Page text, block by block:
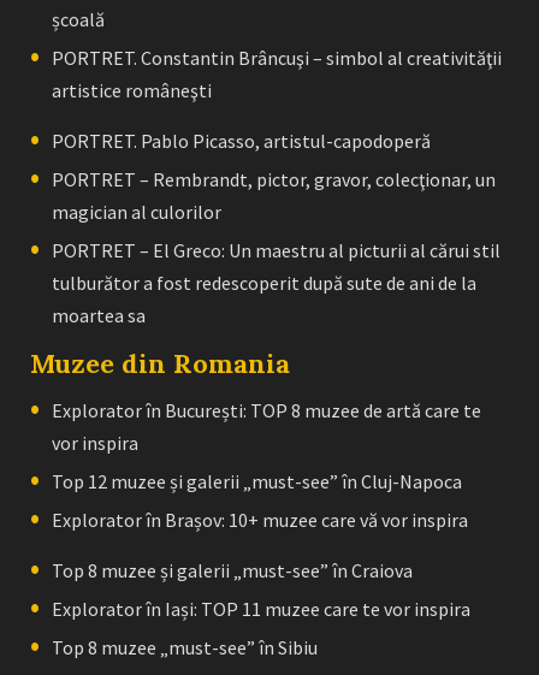
școală
PORTRET. Constantin Brâncuşi – simbol al creativităţii
artistice româneşti
PORTRET. Pablo Picasso, artistul-capodoperă
PORTRET – Rembrandt, pictor, gravor, colecţionar, un
magician al culorilor
PORTRET – El Greco: Un maestru al picturii al cărui stil
tulburător a fost redescoperit după sute de ani de la
moartea sa
Muzee din Romania
Explorator în București: TOP 8 muzee de artă care te
vor inspira
Top 12 muzee și galerii „must-see” în Cluj-Napoca
Explorator în Brașov: 10+ muzee care vă vor inspira
Top 8 muzee și galerii „must-see” în Craiova
Explorator în Iași: TOP 11 muzee care te vor inspira
Top 8 muzee „must-see” în Sibiu